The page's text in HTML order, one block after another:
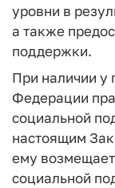
уровни в
а также
поддержки.
При наличии у
Федерации
социальной
настоящим
ему
социальной